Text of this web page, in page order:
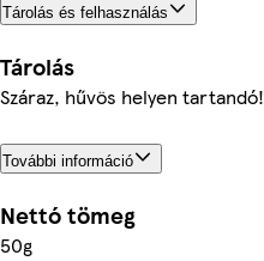
Tárolás és felhasználás
Tárolás
Száraz, hűvös helyen tartandó!
További információ
Nettó tömeg
50g